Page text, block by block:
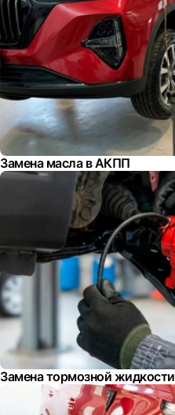
Замена масла в АКПП
Замена тормозной жидкости